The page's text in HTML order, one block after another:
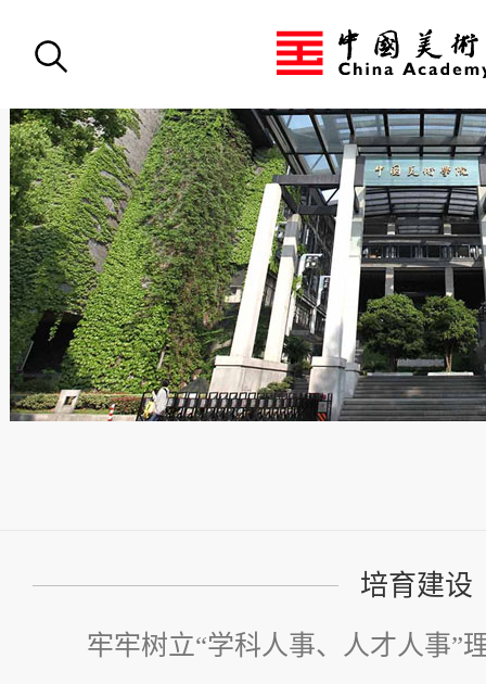
培育建设
牢牢树立“学科人事、人才人事”